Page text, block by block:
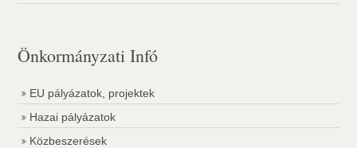
Önkormányzati Infó
EU pályázatok, projektek
Hazai pályázatok
Közbeszerések